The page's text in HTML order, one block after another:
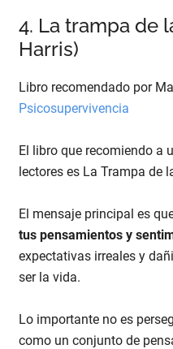
4. La trampa de
Harris)
Libro recomendado por
Psicosupervivencia
El libro que recomiendo a
lectores es La Trampa de
El mensaje principal es
tus pensamientos y
expectativas irreales y
ser la vida.
Lo importante no es
como un conjunto de